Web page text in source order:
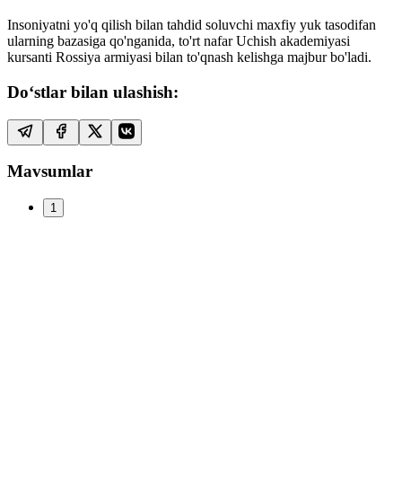
Insoniyatni yo'q qilish bilan tahdid soluvchi maxfiy yuk tasodifan
ularning bazasiga qo'nganida, to'rt nafar Uchish akademiyasi
kursanti Rossiya armiyasi bilan to'qnash kelishga majbur bo'ladi.
Do‘stlar bilan ulashish:
Mavsumlar
1